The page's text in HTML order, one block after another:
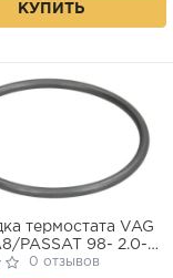
КУПИТЬ
термостата VAG
PASSAT 98- 2.0-
0 отзывов